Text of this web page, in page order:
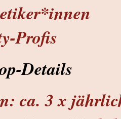
Profis
Details
​​​ca. 3 x